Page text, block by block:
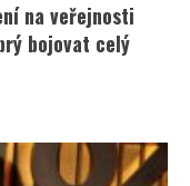
na veřejnosti
bojovat celý